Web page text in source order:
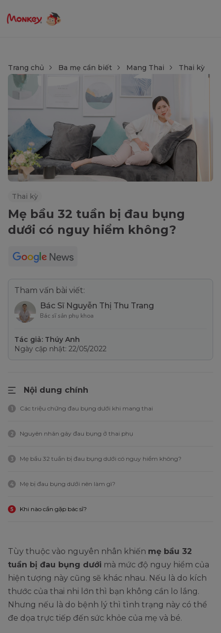
Trang chủ Ba mẹ cần biết Mang Thai Thai kỳ
Thai kỳ
Mẹ bầu 32 tuần bị đau bụng
dưới có nguy hiểm không?
Tham vấn bài viết:
Bác Sĩ Nguyễn Thị Thu Trang
Bác sĩ sản phụ khoa
Tác giả: Thúy Anh
Ngày cập nhật: 22/05/2022
Nội dung chính
1 Các triệu chứng đau bụng dưới khi mang thai
2 Nguyên nhân gây đau bụng ở thai phụ
3 Mẹ bầu 32 tuần bị đau bụng dưới có nguy hiểm không?
4 Mẹ bị đau bụng dưới nên làm gì?
5 Khi nào cần gặp bác sĩ?
Tùy thuộc vào nguyên nhân khiến mẹ bầu 32
tuần bị đau bụng dưới mà mức độ nguy hiểm của
hiện tượng này cũng sẽ khác nhau. Nếu là do kích
thước của thai nhi lớn thì bạn không cần lo lắng.
Nhưng nếu là do bệnh lý thì tình trạng này có thể
đe dọa trực tiếp đến sức khỏe của mẹ và bé.